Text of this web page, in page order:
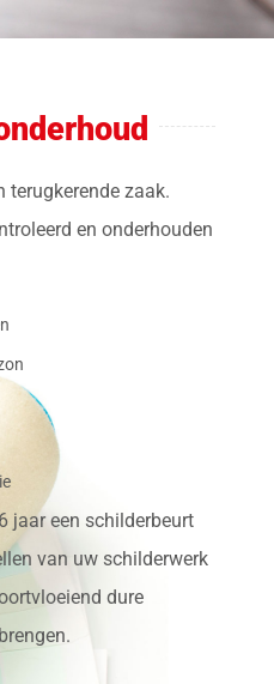
terugkerende zaak.
en onderhouden
jaar een schilderbeurt
van uw schilderwerk
dure